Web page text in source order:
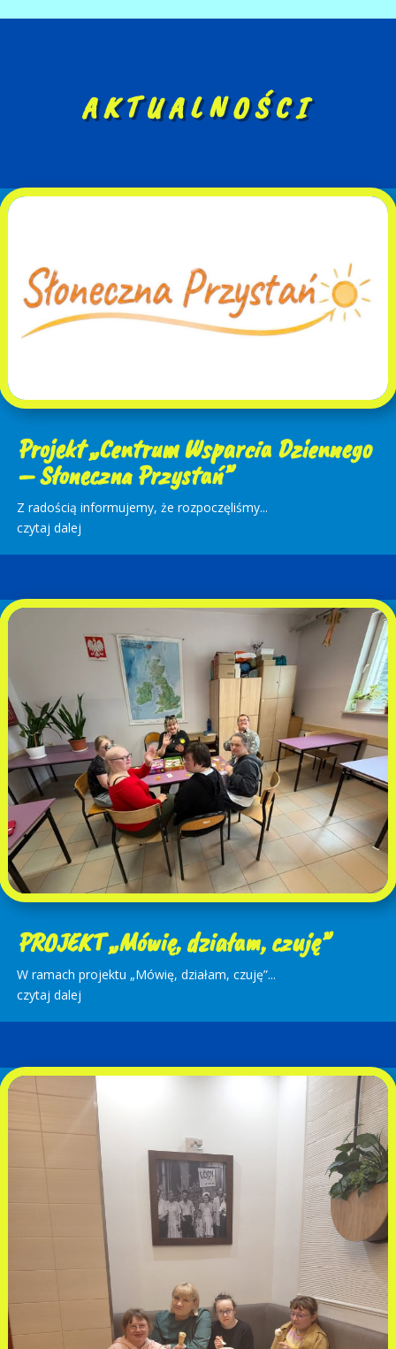
AKTUALNOŚCI
Projekt „Centrum Wsparcia Dziennego
– Słoneczna Przystań”
Z radością informujemy, że rozpoczęliśmy...
czytaj dalej
PROJEKT „Mówię, działam, czuję”
W ramach projektu „Mówię, działam, czuję”...
czytaj dalej